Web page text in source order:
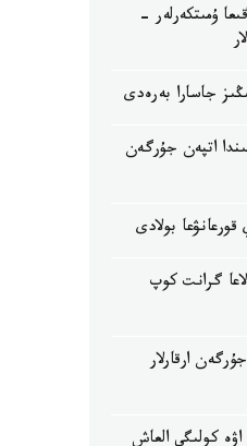
ۇمىتكەرلەر -
جاسارا بەرەدى
اتپەن جۇرگەن
بولادى
گرانت كوپ
ارقارلار
كولىگى العاش